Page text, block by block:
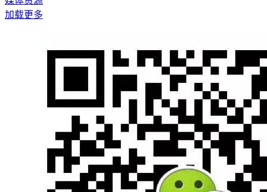
加载更多